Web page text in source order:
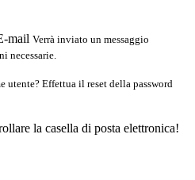
mail Verrà inviato un messaggio
necessarie.
utente? Effettua il reset della password
la casella di posta elettronica!